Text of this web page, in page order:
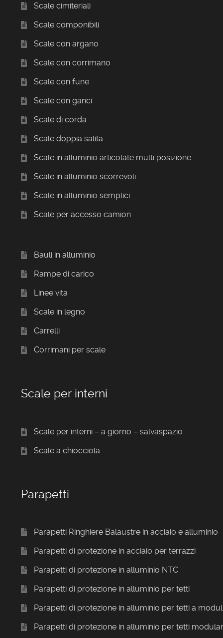
Scale cimiteriali
Scale componibili
Scale con argano
Scale con corrimano
Scale con fune
Scale con ganci
Scale di corda
Scale doppia salita
Scale in alluminio articolate multi posizione
Scale in alluminio scorrevoli
Scale in alluminio semplici
Scale per accesso camion
Bauli in alluminio
Rampe di carico
Linee vita
Scale in legno
Carrelli
Corrimani per scale
Scale per interni
Scale per interni – a giorno – salvaspazio
Scale a chiocciola
Parapetti
Parapetti Ringhiere Balaustre in acciaio e alluminio
Parapetti di protezione in acciaio per terrazzi
Parapetti di protezione in alluminio NTC
Parapetti di protezione in alluminio per tetti
Parapetti di protezione in alluminio per tetti a
Parapetti di protezione in alluminio per tetti